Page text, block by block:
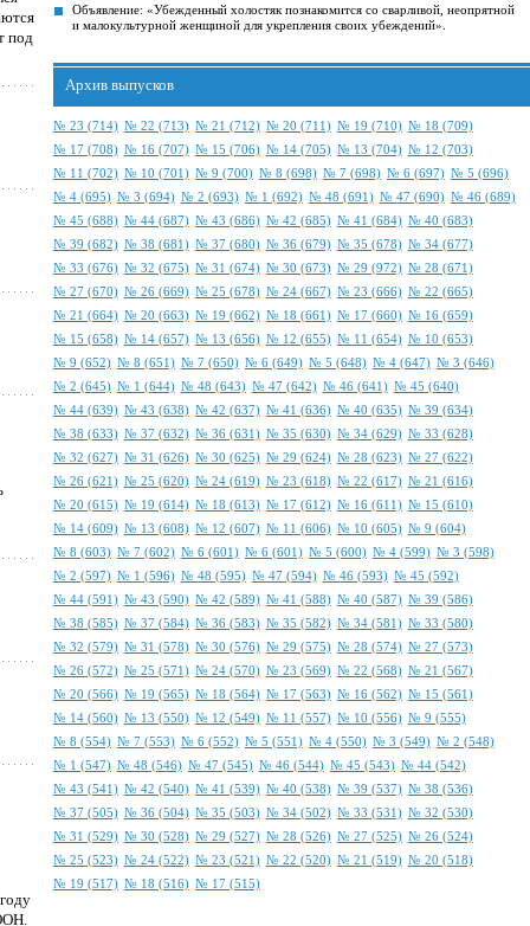
под
Объявление: «Убежденный холостяк познакомится со сварливой, неопрятной
и малокультурной женщиной для укрепления своих убеждений».
Архив выпусков
№ 23 (714) № 22 (713) № 21 (712) № 20 (711) № 19 (710) № 18 (709)
№ 17 (708) № 16 (707) № 15 (706) № 14 (705) № 13 (704) № 12 (703)
№ 11 (702) № 10 (701) № 9 (700) № 8 (698) № 7 (698) № 6 (697) № 5 (696)
№ 4 (695) № 3 (694) № 2 (693) № 1 (692) № 48 (691) № 47 (690) № 46 (689)
№ 45 (688) № 44 (687) № 43 (686) № 42 (685) № 41 (684) № 40 (683)
№ 39 (682) № 38 (681) № 37 (680) № 36 (679) № 35 (678) № 34 (677)
№ 33 (676) № 32 (675) № 31 (674) № 30 (673) № 29 (972) № 28 (671)
№ 27 (670) № 26 (669) № 25 (678) № 24 (667) № 23 (666) № 22 (665)
№ 21 (664) № 20 (663) № 19 (662) № 18 (661) № 17 (660) № 16 (659)
№ 15 (658) № 14 (657) № 13 (656) № 12 (655) № 11 (654) № 10 (653)
№ 9 (652) № 8 (651) № 7 (650) № 6 (649) № 5 (648) № 4 (647) № 3 (646)
№ 2 (645) № 1 (644) № 48 (643) № 47 (642) № 46 (641) № 45 (640)
№ 44 (639) № 43 (638) № 42 (637) № 41 (636) № 40 (635) № 39 (634)
№ 38 (633) № 37 (632) № 36 (631) № 35 (630) № 34 (629) № 33 (628)
№ 32 (627) № 31 (626) № 30 (625) № 29 (624) № 28 (623) № 27 (622)
№ 26 (621) № 25 (620) № 24 (619) № 23 (618) № 22 (617) № 21 (616)
№ 20 (615) № 19 (614) № 18 (613) № 17 (612) № 16 (611) № 15 (610)
№ 14 (609) № 13 (608) № 12 (607) № 11 (606) № 10 (605) № 9 (604)
№ 8 (603) № 7 (602) № 6 (601) № 6 (601) № 5 (600) № 4 (599) № 3 (598)
№ 2 (597) № 1 (596) № 48 (595) № 47 (594) № 46 (593) № 45 (592)
№ 44 (591) № 43 (590) № 42 (589) № 41 (588) № 40 (587) № 39 (586)
№ 38 (585) № 37 (584) № 36 (583) № 35 (582) № 34 (581) № 33 (580)
№ 32 (579) № 31 (578) № 30 (576) № 29 (575) № 28 (574) № 27 (573)
№ 26 (572) № 25 (571) № 24 (570) № 23 (569) № 22 (568) № 21 (567)
№ 20 (566) № 19 (565) № 18 (564) № 17 (563) № 16 (562) № 15 (561)
№ 14 (560) № 13 (550) № 12 (549) № 11 (557) № 10 (556) № 9 (555)
№ 8 (554) № 7 (553) № 6 (552) № 5 (551) № 4 (550) № 3 (549) № 2 (548)
№ 1 (547) № 48 (546) № 47 (545) № 46 (544) № 45 (543) № 44 (542)
№ 43 (541) № 42 (540) № 41 (539) № 40 (538) № 39 (537) № 38 (536)
№ 37 (505) № 36 (504) № 35 (503) № 34 (502) № 33 (531) № 32 (530)
№ 31 (529) № 30 (528) № 29 (527) № 28 (526) № 27 (525) № 26 (524)
№ 25 (523) № 24 (522) № 23 (521) № 22 (520) № 21 (519) № 20 (518)
№ 19 (517) № 18 (516) № 17 (515)